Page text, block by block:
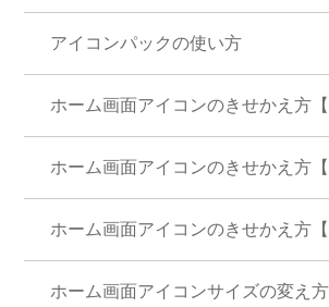
アイコンパックの使い方
ホーム画面アイコンのきせかえ方【
ホーム画面アイコンのきせかえ方【
ホーム画面アイコンのきせかえ方【
ホーム画面アイコンサイズの変え方